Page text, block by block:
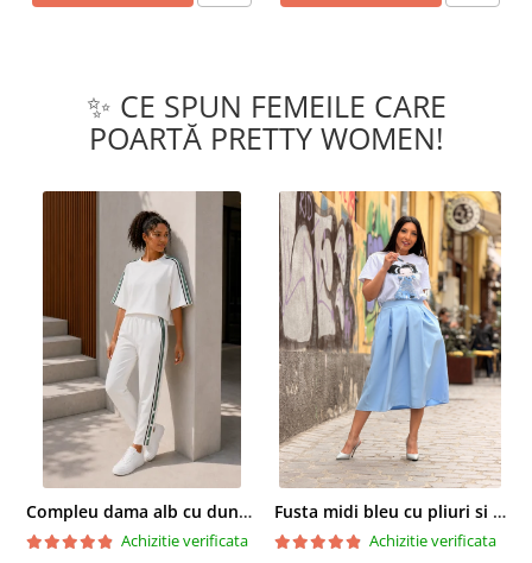
✨ CE SPUN FEMEILE CARE
POARTĂ PRETTY WOMEN!
Compleu dama alb cu dungi laterale in nuante de verde si negru
Achizitie verificata
Fusta midi bleu cu pliuri si buzunare
Achizitie verificata